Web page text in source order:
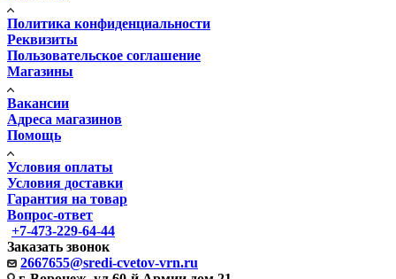
Политика конфиденциальности
Реквизиты
Пользовательское соглашение
Магазины
Вакансии
Адреса магазинов
Помощь
Условия оплаты
Условия доставки
Гарантия на товар
Вопрос-ответ
+7-473-229-64-44
Заказать звонок
2667655@sredi-cvetov-vrn.ru